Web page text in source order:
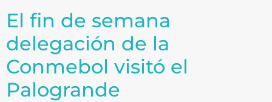
El fin de semana
delegación de la
Conmebol visitó el
Palogrande